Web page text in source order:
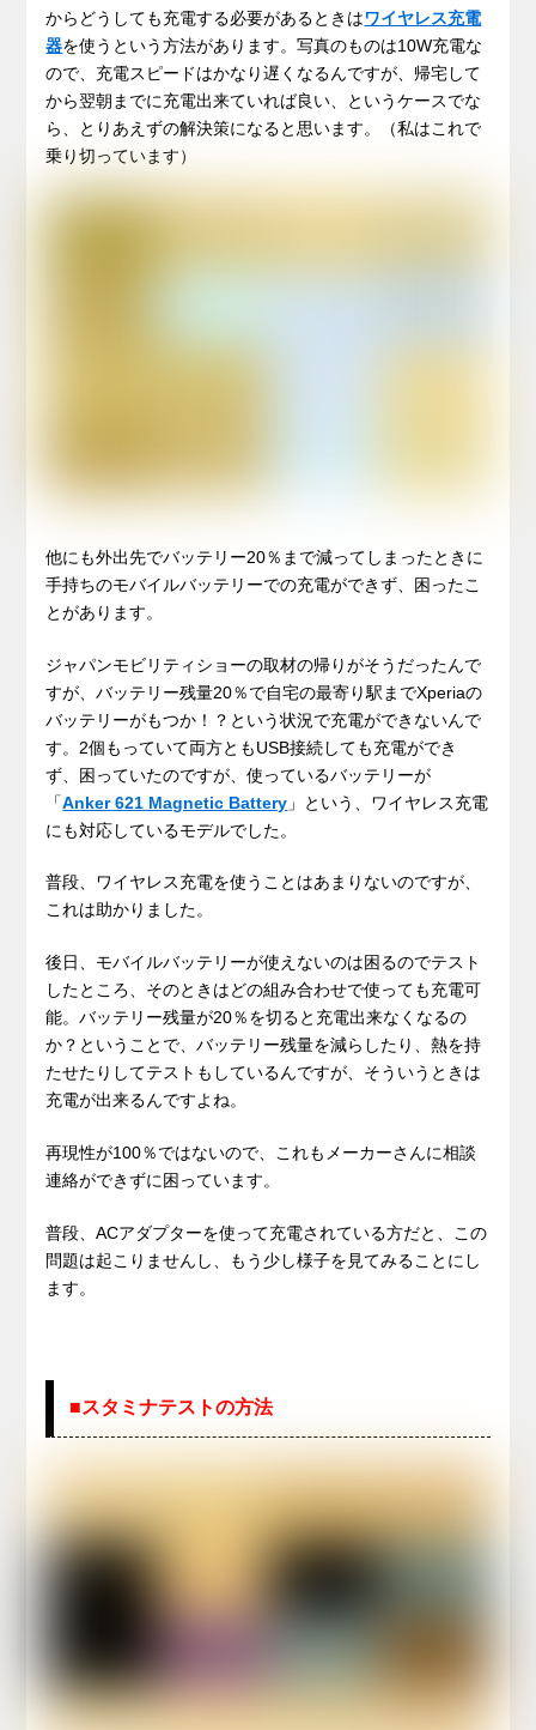
からどうしても充電する必要があるときはワイヤレス充電
器を使うという方法があります。写真のものは10W充電な
ので、充電スピードはかなり遅くなるんですが、帰宅して
から翌朝までに充電出来ていれば良い、というケースでな
ら、とりあえずの解決策になると思います。（私はこれで
乗り切っています）
他にも外出先でバッテリー20％まで減ってしまったときに
手持ちのモバイルバッテリーでの充電ができず、困ったこ
とがあります。
ジャパンモビリティショーの取材の帰りがそうだったんで
すが、バッテリー残量20％で自宅の最寄り駅までXperiaの
バッテリーがもつか！？という状況で充電ができないんで
す。2個もっていて両方ともUSB接続しても充電ができ
ず、困っていたのですが、使っているバッテリーが
「Anker 621 Magnetic Battery 」という、ワイヤレス充電
にも対応しているモデルでした。
普段、ワイヤレス充電を使うことはあまりないのですが、
これは助かりました。
後日、モバイルバッテリーが使えないのは困るのでテスト
したところ、そのときはどの組み合わせで使っても充電可
能。バッテリー残量が20％を切ると充電出来なくなるの
か？ということで、バッテリー残量を減らしたり、熱を持
たせたりしてテストもしているんですが、そういうときは
充電が出来るんですよね。
再現性が100％ではないので、これもメーカーさんに相談
連絡ができずに困っています。
普段、ACアダプターを使って充電されている方だと、この
問題は起こりませんし、もう少し様子を見てみることにし
ます。
■スタミナテストの方法